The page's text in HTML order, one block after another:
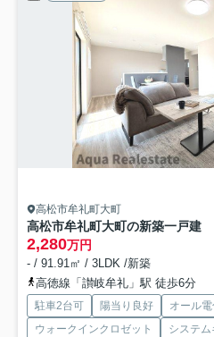
高松市牟礼町大町
高松市牟礼町大町の新築一戸建
2,280万円
- / 91.91㎡ / 3LDK /新築
高徳線「讃岐牟礼」駅 徒歩6分
駐車2台可 陽当り良好 オール
ウォークインクロゼット
システム